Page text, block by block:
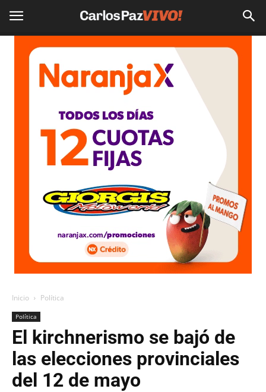
Inicio Política
Política
El kirchnerismo se bajó de
las elecciones provinciales
del 12 de mayo